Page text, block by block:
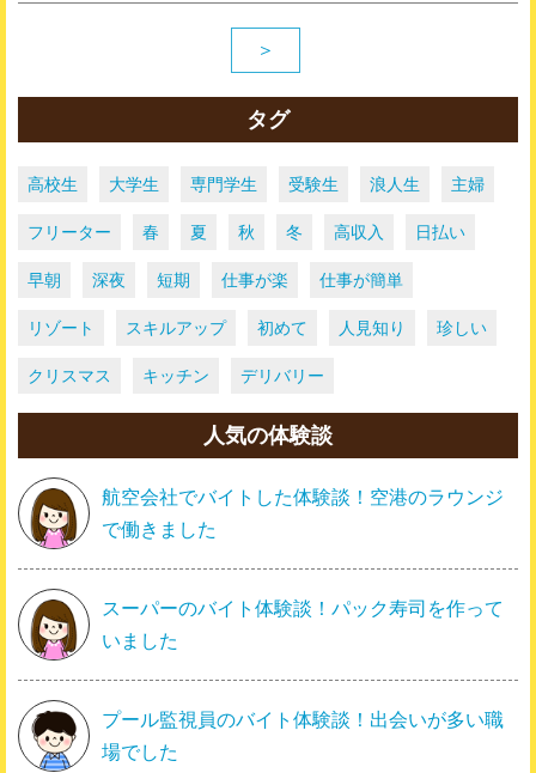
＞
タグ
高校生 大学生 専門学生 受験生 浪人生 主婦
フリーター 春 夏 秋 冬 高収入 日払い
早朝 深夜 短期 仕事が楽 仕事が簡単
リゾート スキルアップ 初めて 人見知り 珍しい
クリスマス キッチン デリバリー
人気の体験談
航空会社でバイトした体験談！空港のラウンジ
で働きました
スーパーのバイト体験談！パック寿司を作って
いました
プール監視員のバイト体験談！出会いが多い職
場でした